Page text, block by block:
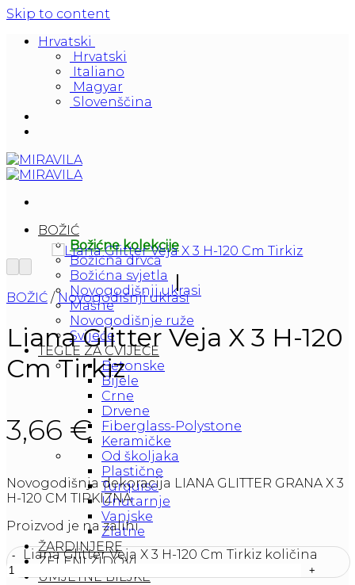
Skip to content
Hrvatski
Hrvatski
Italiano
Magyar
Slovenščina
BOŽIĆ
Božićne kolekcije
Božićna drvca
Božićna svjetla
Novogodišnji ukrasi
Mašne
Novogodišnje ruže
Svijeće
TEGLE ZA CVIJEĆE
Betonske
Bijele
Crne
Drvene
Fiberglass-Polystone
Keramičke
Od školjaka
Plastične
Turquise
Unutarnje
Vanjske
Zlatne
ŽARDINJERE
ZELENI ZIDOVI
UMJETNE BILJKE
BOŽIĆ / Novogodišnji ukrasi
Liana Glitter Veja X 3 H-120
Cm Tirkiz
3,66 €
Novogodišnja dekoracija LIANA GLITTER GRANA X 3
H-120 CM TIRKIZNA
Proizvod je na zalihi
Liana Glitter Veja X 3 H-120 Cm Tirkiz količina